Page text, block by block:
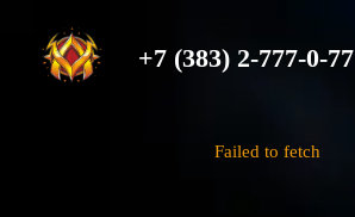
+7 (383) 2-777-0-77
Failed to fetch